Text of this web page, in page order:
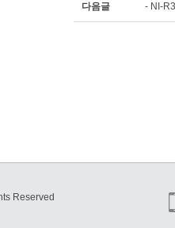
다음글 - NI-
Reserved